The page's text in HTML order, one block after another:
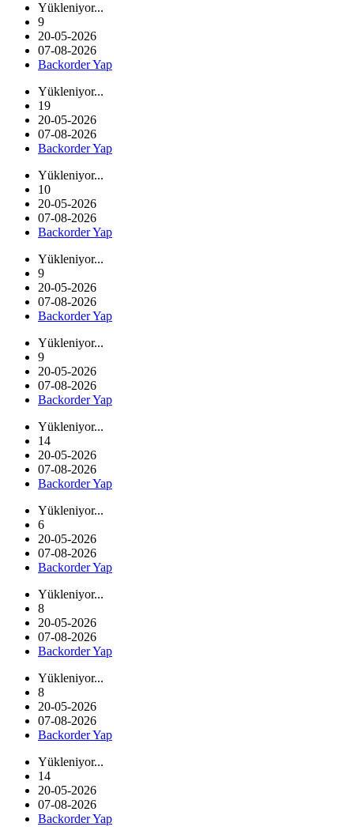
Yükleniyor...
9
20-05-2026
07-08-2026
Backorder Yap
Yükleniyor...
19
20-05-2026
07-08-2026
Backorder Yap
Yükleniyor...
10
20-05-2026
07-08-2026
Backorder Yap
Yükleniyor...
9
20-05-2026
07-08-2026
Backorder Yap
Yükleniyor...
9
20-05-2026
07-08-2026
Backorder Yap
Yükleniyor...
14
20-05-2026
07-08-2026
Backorder Yap
Yükleniyor...
6
20-05-2026
07-08-2026
Backorder Yap
Yükleniyor...
8
20-05-2026
07-08-2026
Backorder Yap
Yükleniyor...
8
20-05-2026
07-08-2026
Backorder Yap
Yükleniyor...
14
20-05-2026
07-08-2026
Backorder Yap